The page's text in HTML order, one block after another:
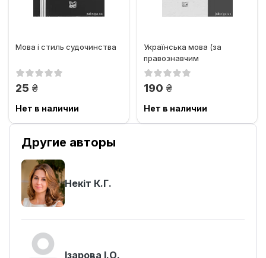
Мова і стиль судочинства
25 грн.
Нет в наличии
Українська мова (за
правознавчим
спрямуванням)
190 грн.
Нет в наличии
Другие авторы
Некіт К.Г.
Ізарова І.О.